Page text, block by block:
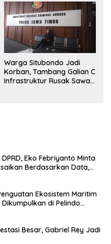
Warga Situbondo Jadi
Korban, Tambang Galian C
Infrastruktur Rusak Sawah
Eko Febriyanto Minta
Berdasarkan Data,
Ekosistem Maritim
di Pelindo
Besar, Gabriel Rey Jadi